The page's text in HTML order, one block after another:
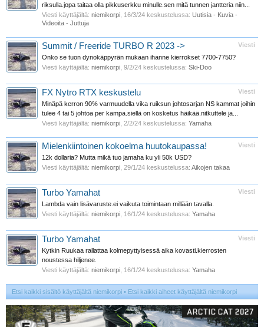
riksulla.jopa taitaa olla pikkuserkku minulle.sen mitä tunnen jantteria niin...
Viesti käyttäjältä: niemikorpi 16/3/24 keskustelussa: Uutisia - Kuvia -
Videoita - Juttuja
Viesti
Summit / Freeride TURBO R 2023 ->
Onko se tuon dynokäppyrän mukaan ihanne kierrokset 7700-7750?
Viesti käyttäjältä: niemikorpi 9/2/24 keskustelussa: Ski-Doo
Viesti
FX Nytro RTX keskustelu
Minäpä kerron 90% varmuudella vika ruiksun johtosarjan NS kammat joihin
tulee 4 tai 5 johtoa per kampa.siellä on kosketus häikää.nitkuttele ja...
Viesti käyttäjältä: niemikorpi 2/2/24 keskustelussa: Yamaha
Viesti
Mielenkiintoinen kokoelma huutokaupassa!
12k dollaria? Mutta mikä tuo jamaha ku yli 50k USD?
Viesti käyttäjältä: niemikorpi 29/1/24 keskustelussa: Aikojen takaa
Viesti
Turbo Yamahat
Lambda vain lisävaruste.ei vaikuta toimintaan millään tavalla.
Viesti käyttäjältä: niemikorpi 16/1/24 keskustelussa: Yamaha
Viesti
Turbo Yamahat
Kytkin Ruukaa rallattaa kolmepyttyisessä aika kovasti.kierrosten
noustessa hiljenee.
Viesti käyttäjältä: niemikorpi 16/1/24 keskustelussa: Yamaha
Etsi kaikki sisältö käyttäjältä niemikorpi Etsi kaikki aiheet käyttäjältä niemikorpi